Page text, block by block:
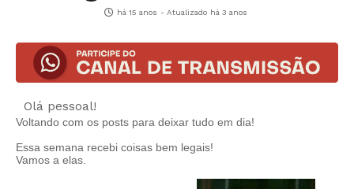
há 15 anos - Atualizado há 3 anos
Olá pessoal!
Voltando com os posts para deixar tudo em dia!
Essa semana recebi coisas bem legais!
Vamos a elas.